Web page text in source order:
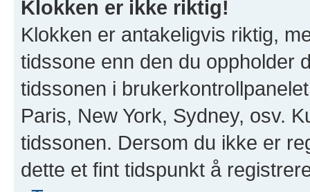
Klokken er ikke riktig!
Klokken er antakeligvis riktig,
tidssone enn den du oppholder
tidssonen i
Paris, New York, Sydney, osv.
tidssonen. Dersom du ikke er
dette et fint tidspunkt å